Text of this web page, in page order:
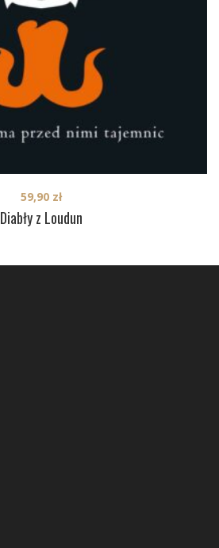
Diabły z Loudun
59,90 zł